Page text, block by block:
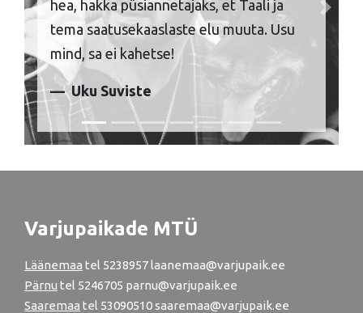
hea, hakka püsiannetajaks, et Taali ja
tema saatusekaaslaste elu muuta. Usu
mind, sa ei kahetse!
Uku Suviste
Previous Next
Varjupaikade MTÜ
Läänemaa tel 5238957 laanemaa@varjupaik.ee
Pärnu tel 5246705 parnu@varjupaik.ee
Saaremaa tel 53090510 saaremaa@varjupaik.ee